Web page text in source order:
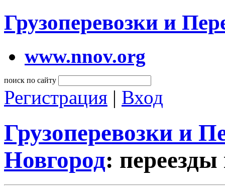
Грузоперевозки и
www.nnov.org
поиск по сайту
Регистрация | Вход
Грузоперевозки и
Новгород: